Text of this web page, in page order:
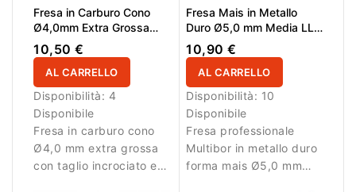
Fresa in Carburo Cono
Ø4,0mm Extra Grossa
Taglio Incrociato LL
12,7mm
10,50 €
AL CARRELLO
Disponibilità: 4
Disponibile
Fresa in carburo cono
Ø4,0 mm extra grossa
con taglio incrociato e
Fresa Mais in Metallo
Duro Ø5,0 mm Media LL
14,0 mm
10,90 €
AL CARRELLO
Disponibilità: 10
Disponibile
Fresa professionale
Multibor in metallo duro
forma mais Ø5,0 mm